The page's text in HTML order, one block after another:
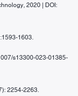
2020 | DOI:
1603.
s13300-023-01385-
2254-2263.